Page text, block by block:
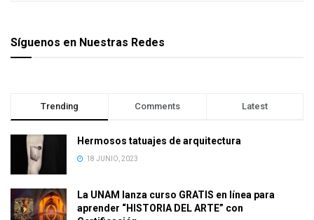
Síguenos en Nuestras Redes
Trending Comments Latest
Hermosos tatuajes de arquitectura
18 JUNIO, 2023
La UNAM lanza curso GRATIS en línea para
aprender “HISTORIA DEL ARTE” con